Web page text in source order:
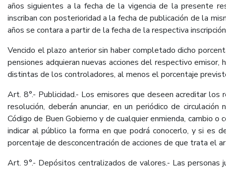
años siguientes a la fecha de la vigencia de la presente
inscriban con posterioridad a la fecha de publicación de la
años se contara a partir de la fecha de la respectiva
Vencido el plazo anterior sin haber completado dicho
pensiones adquieran nuevas acciones del respectivo
distintas de los controladores, al menos el porcentaje
Art. 8°.- Publicidad.- Los emisores que deseen acreditar
resolución, deberán anunciar, en un periódico de
Código de Buen Gobierno y de cualquier enmienda, cambio o
indicar al público la forma en que podrá conocerlo, y si es
porcentaje de desconcentración de acciones de que trata el
Art. 9°.- Depósitos centralizados de valores.- Las personas